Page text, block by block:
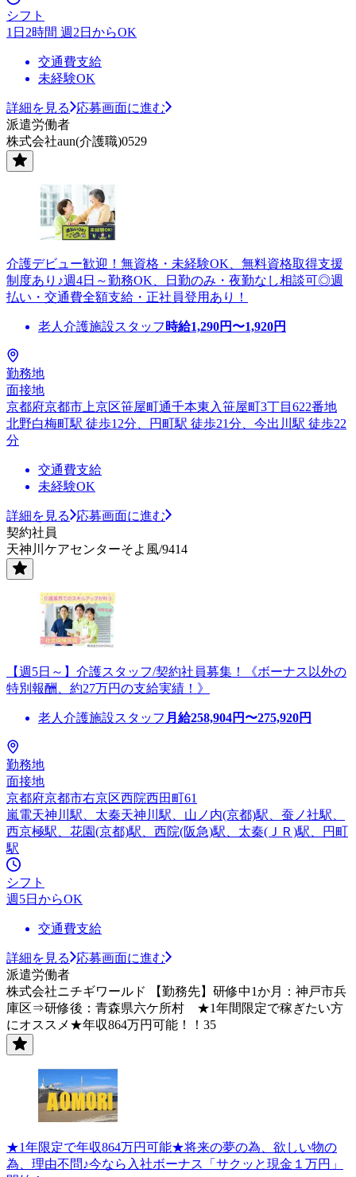
シフト
1日2時間 週2日からOK
交通費支給
未経験OK
詳細を見る
応募画面に進む
派遣労働者
株式会社aun(介護職)0529
介護デビュー歓迎！無資格・未経験OK、無料資格取得支援
制度あり♪週4日～勤務OK、日勤のみ・夜勤なし相談可◎週
払い・交通費全額支給・正社員登用あり！
老人介護施設スタッフ 時給1,290円〜1,920円
勤務地
面接地
京都府京都市上京区笹屋町通千本東入笹屋町3丁目622番地
北野白梅町駅 徒歩12分、円町駅 徒歩21分、今出川駅 徒歩22
分
交通費支給
未経験OK
詳細を見る
応募画面に進む
契約社員
天神川ケアセンターそよ風/9414
【週5日～】介護スタッフ/契約社員募集！《ボーナス以外の
特別報酬、約27万円の支給実績！》
老人介護施設スタッフ 月給258,904円〜275,920円
勤務地
面接地
京都府京都市右京区西院西田町61
嵐電天神川駅、太秦天神川駅、山ノ内(京都)駅、蚕ノ社駅、
西京極駅、花園(京都)駅、西院(阪急)駅、太秦(ＪＲ)駅、円町
駅
シフト
週5日からOK
交通費支給
詳細を見る
応募画面に進む
派遣労働者
株式会社ニチギワールド 【勤務先】研修中1か月：神戸市兵
庫区⇒研修後：青森県六ケ所村 ★1年間限定で稼ぎたい方
にオススメ★年収864万円可能！！35
★1年限定で年収864万円可能★将来の夢の為、欲しい物の
為、理由不問♪今なら入社ボーナス「サクッと現金１万円」